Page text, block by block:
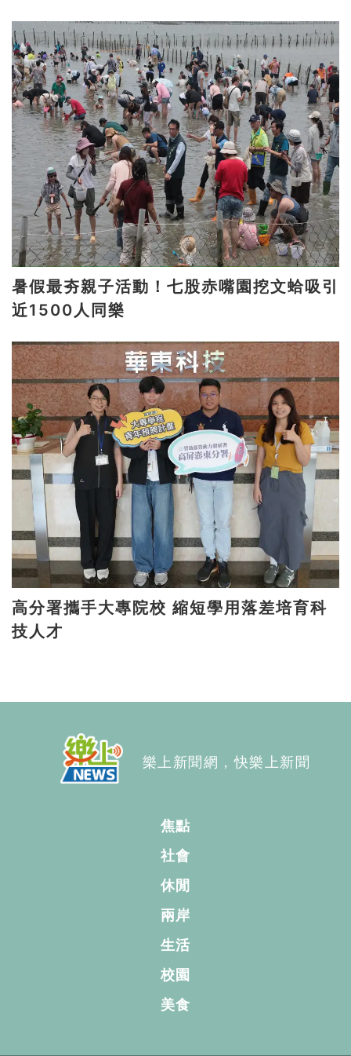
暑假最夯親子活動！七股赤嘴園挖文蛤吸引
近1500人同樂
高分署攜手大專院校 縮短學用落差培育科
技人才
樂上新聞網，快樂上新聞
焦點
社會
休閒
兩岸
生活
校園
美食